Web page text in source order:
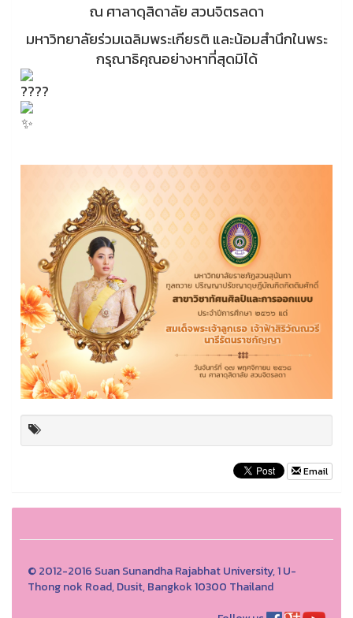
ณ ศาลาดุสิดาลัย สวนจิตรลดา
มหาวิทยาลัยร่วมเฉลิมพระเกียรติ และน้อมสำนึกในพระ
กรุณาธิคุณอย่างหาที่สุดมิได้
Email
© 2012-2016 Suan Sunandha Rajabhat University, 1 U-
Thong nok Road, Dusit, Bangkok 10300 Thailand